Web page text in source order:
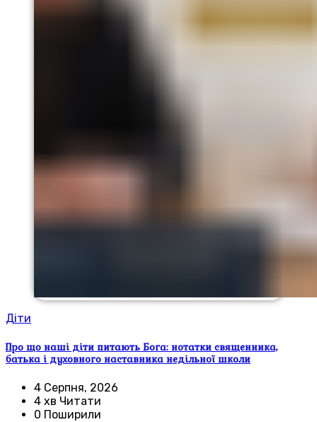
Діти
Про що наші діти питають Бога: нотатки священника,
батька і духовного наставника недільної школи
4 Серпня, 2026
4 хв Читати
0 Поширили